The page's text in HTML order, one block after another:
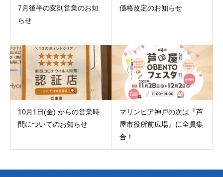
7月後半の変則営業のお知
らせ
価格改定のお知らせ
10月1日(金) からの営業時
間についてのお知らせ
マリンピア神戸の次は『芦
屋市役所前広場』に全員集
合！